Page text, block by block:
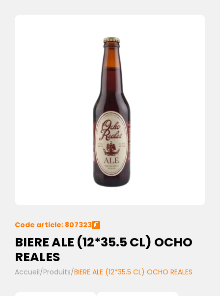
Code article: 807323
BIERE ALE (12*35.5 CL) OCHO
REALES
Accueil/Produits/BIERE ALE (12*35.5 CL) OCHO REALES